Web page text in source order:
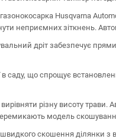
Husqvarna
неприємних зіткнень.
дріт забезпечує
саду, що спрощує
різну висоту трави.
модель
скошення ділянки